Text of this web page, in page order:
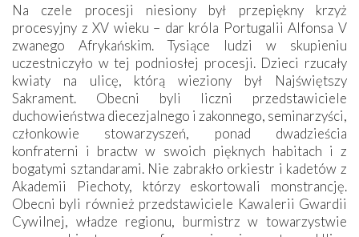
Na czele procesji niesiony był przepiękny krzyż
procesyjny z XV wieku – dar króla Portugalii Alfonsa V
zwanego Afrykańskim. Tysiące ludzi w skupieniu
uczestniczyło w tej podniosłej procesji. Dzieci rzucały
kwiaty na ulicę, którą wieziony był Najświętszy
Sakrament. Obecni byli liczni przedstawiciele
duchowieństwa diecezjalnego i zakonnego, seminarzyści,
członkowie stowarzyszeń, ponad dwadzieścia
konfraterni i bractw w swoich pięknych habitach i z
bogatymi sztandarami. Nie zabrakło orkiestr i kadetów z
Akademii Piechoty, którzy eskortowali monstrancję.
Obecni byli również przedstawiciele Kawalerii Gwardii
Cywilnej, władze regionu, burmistrz w towarzystwie